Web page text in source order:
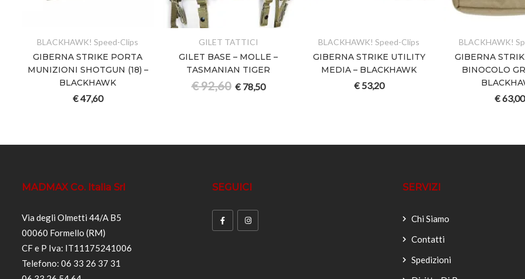
BLACKHAWK! Speed-Clips
GIBERNA STRIKE PORTA
MUNIZIONI SHOTGUN (18) –
BLACKHAWK
€47,60
GILET TATTICI
GILET BASE – MOLLE –
TASMANIAN TIGER
€92,60 €78,50
BLACKHAWK! Speed-Clips
GIBERNA STRIKE UTILITY
MEDIA – BLACKHAWK
€53,20
BLACKHAWK!
GIBERNA
BINOCOLO
€63,00
MADMAX Co. Italia Srl
Via degli Olmetti 44/A B5
00060 Formello (RM)
CF e P Iva: IT11175241006
Telefono: 06 33 26 37 31
SEGUICI SERVIZI
Chi Siamo
Contatti
Spedizioni